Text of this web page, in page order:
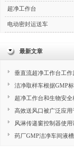
超净工作台
电动密封运送车
最新文章
垂直流超净工作台工作
洁净取样车根据GMP
超净工作台和生物安
高效送风口被广泛应
风淋传递窗控制器使
药厂GMP洁净车间液